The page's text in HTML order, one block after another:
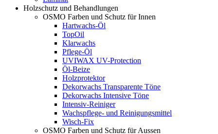
Holzschutz und Behandlungen
OSMO Farben und Schutz für Innen
Hartwachs-Öl
TopOil
Klarwachs
Pflege-Öl
UVIWAX UV-Protection
Öl-Beize
Holzprotektor
Dekorwachs Transparente Töne
Dekorwachs Intensive Töne
Intensiv-Reiniger
Wachspflege- und Reinigungsmittel
Wisch-Fix
OSMO Farben und Schutz für Aussen